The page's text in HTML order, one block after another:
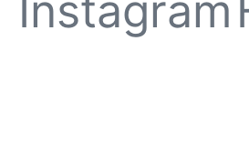
Instagram